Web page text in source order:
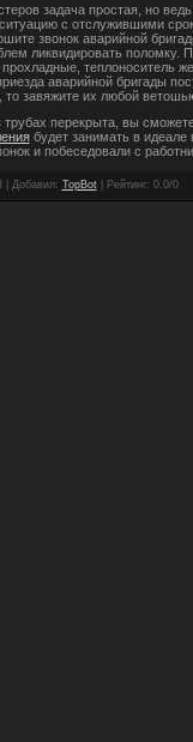
задача простая, но
с отслужившими
звонок аварийной
ликвидировать поломку.
теплоноситель
аварийной бригады
то завяжите их любой
трубах перекрыта, вы
будет занимать в идеале
и побеседовали с
| Добавил: TopBot| Рейтинг: 0.0/0